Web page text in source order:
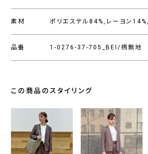
素材 ポリエステル84%,レーヨン
品番 1-0276-37-705_BEI/柄無地
この商品のスタイリング